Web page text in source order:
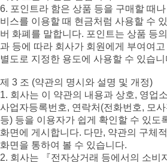
6. 포인트라 함은 상품 등을 구매할 때
비스를 이용할 때 현금처럼 사용할 수
버 화폐를 말합니다. 포인트는 상품 등
과 등에 따라 회사가 회원에게 부여여
별도로 지정한 용도에 사용할 수 있습니
제 3 조 (약관의 명시와 설명 및 개정)
1. 회사는 이 약관의 내용과 상호, 영업
사업자등록번호, 연락처(전화번호, 모
등) 등을 이용자가 쉽게 확인할 수 있도
화면에 게시합니다. 다만, 약관의 구체
화면을 통하여 볼 수 있습니다.
2. 회사는 『전자상거래 등에서의 소비